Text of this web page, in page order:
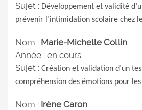
Sujet : Développement et validité
prévenir l’intimidation scolaire chez
Nom : Marie-Michelle Collin
Année : en cours
Sujet : Création et validation d’un
compréhension des émotions pour
Nom : Irène Caron